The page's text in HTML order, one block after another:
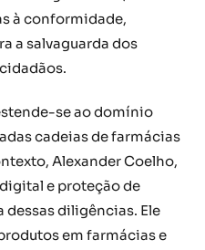
à conformidade,
a salvaguarda dos
se ao domínio
cadeias de farmácias
Alexander Coelho,
e proteção de
dessas diligências. Ele
em farmácias e